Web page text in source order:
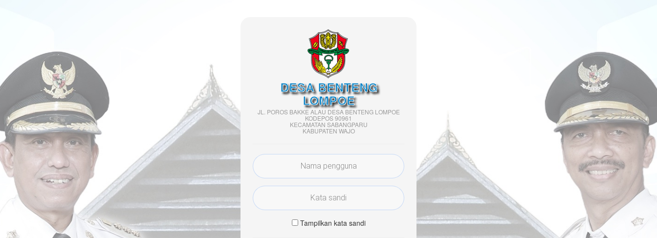
DESA BENTENG
LOMPOE
JL. POROS BAKKE ALAU DESA BENTENG LOMPOE
KODEPOS 90961
KECAMATAN SABANGPARU
KABUPATEN WAJO
Tampilkan kata sandi